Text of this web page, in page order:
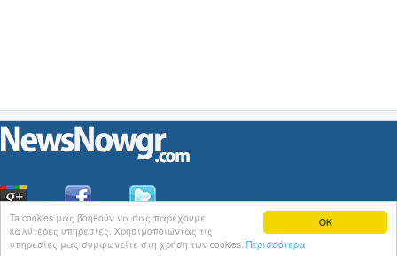
OK
Ta cookies μας βοηθούν να σας παρέχουμε
καλύτερες υπηρεσίες. Χρησιμοποιώντας τις
υπηρεσίες μας συμφωνείτε στη χρήση των cookies. Περισσότερα
ΟιΕιδήσεις του NewsNowgr.com στοiNews
Σχετικά με το NewsNowgr.com | Αποποίηση Ευθυνών | Διαγραφή ή Τροποποίηση Άρθρων |